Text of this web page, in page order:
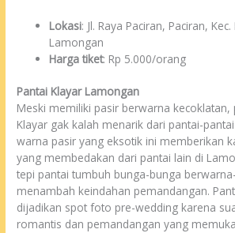
Lokasi: Jl. Raya Paciran, Paciran,
Lamongan
Harga tiket: Rp 5.000/orang
Pantai Klayar Lamongan
Meski memiliki pasir berwarna kecoklatan,
Klayar gak kalah menarik dari pantai-
warna pasir yang eksotik ini memberikan
yang membedakan dari pantai lain di
tepi pantai tumbuh bunga-bunga
menambah keindahan pemandangan.
dijadikan spot foto pre-wedding karena
romantis dan pemandangan yang